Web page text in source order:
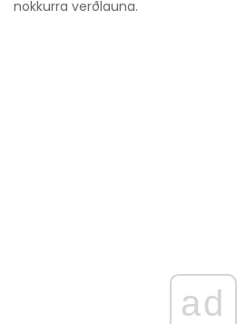
nokkurra verðlauna.
ad